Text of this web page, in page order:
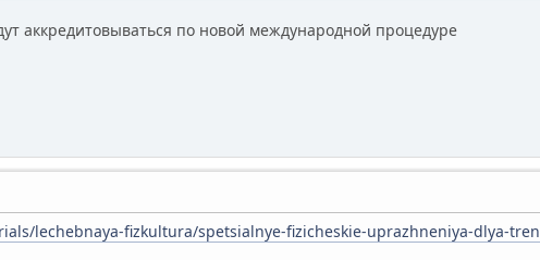
аккредитовываться по новой международной процедуре
lechebnaya-fizkultura/spetsialnye-fizicheskie-uprazhneniya-dlya-